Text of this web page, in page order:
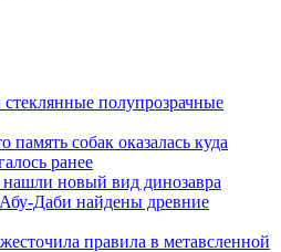
полупрозрачные
собак оказалась куда
ранее
новый вид динозавра
Даби найдены древние
правила в метавсленной